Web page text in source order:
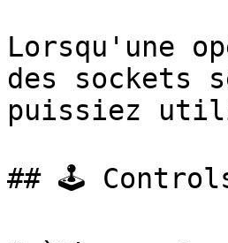
Lorsqu'une
des sockets
puissiez
## 🕹️